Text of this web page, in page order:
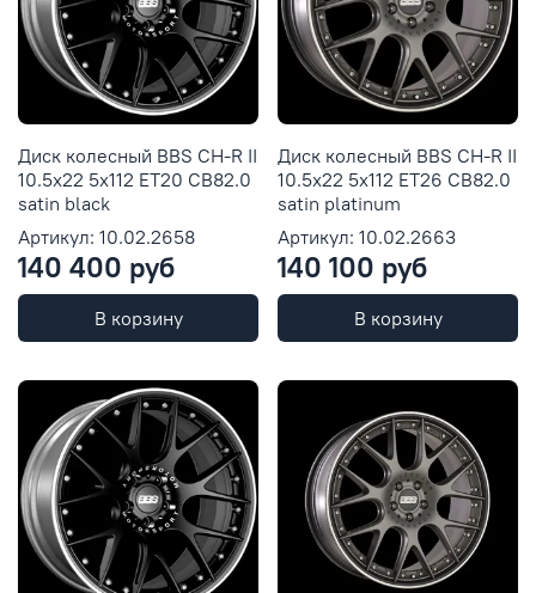
Диск колесный BBS CH-R II
10.5x22 5x112 ET20 CB82.0
satin black
Артикул: 10.02.2658
140 400 руб
В корзину
Диск колесный BBS CH-R II
10.5x22 5x112 ET26 CB82.0
satin platinum
Артикул: 10.02.2663
140 100 руб
В корзину